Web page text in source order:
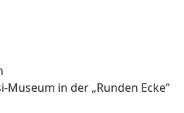
in der „Runden Ecke“